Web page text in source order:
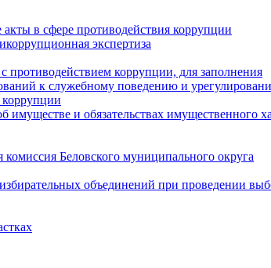
в сфере противодействия коррупции
экспертиза
коррупции, для заполнения
к служебному поведению и
имуществе и обязательствах имущественного
комиссия Беловского муниципального округа
объединений при проведении